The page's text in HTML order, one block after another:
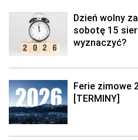
Dzień wolny
sobotę 15
wyznaczyć?
Ferie zimowe
[TERMINY]